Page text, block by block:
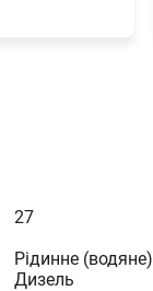
27
Рідинне (водяне)
Дизель